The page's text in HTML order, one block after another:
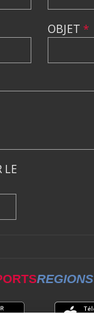
OBJET *
LE
REGIONS